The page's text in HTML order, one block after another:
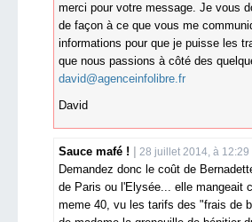
merci pour votre message. Je vous
de façon à ce que vous me
informations pour que je puisse les
que nous passions à côté des
david@agenceinfolibre.fr
David
Sauce mafé ! 28 juillet 2014, à 12:29
Demandez donc le coût de
de Paris ou l'Elysée... elle mangeait
meme 40, vu les tarifs des "frais de